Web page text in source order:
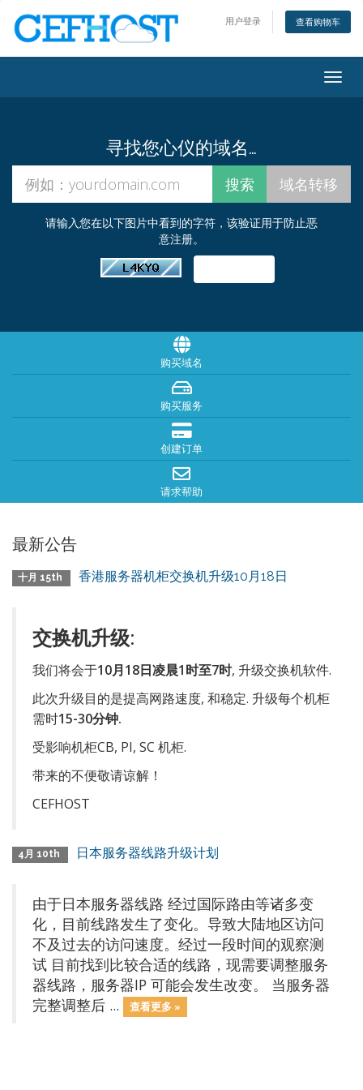
用户登录 查看购物车
寻找您心仪的域名…
请输入您在以下图片中看到的字符，该验证用于防止恶
意注册。
购买域名
购买服务
创建订单
请求帮助
最新公告
十月 15th 香港服务器机柜交换机升级10月18日
交换机升级:
我们将会于10月18日凌晨1时至7时, 升级交换机软件.
此次升级目的是提高网路速度, 和稳定. 升级每个机柜
需时15-30分钟.
受影响机柜CB, PI, SC 机柜.
带来的不便敬请谅解！
CEFHOST
4月 10th 日本服务器线路升级计划
由于日本服务器线路 经过国际路由等诸多变
化，目前线路发生了变化。导致大陆地区访问
不及过去的访问速度。经过一段时间的观察测
试 目前找到比较合适的线路，现需要调整服务
器线路，服务器IP 可能会发生改变。 当服务器
完整调整后 ...
查看更多 »